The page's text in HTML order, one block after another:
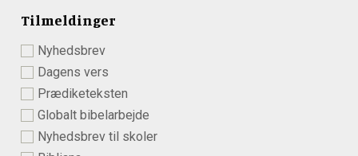
Tilmeldinger
Nyhedsbrev
Dagens vers
Prædiketeksten
Globalt bibelarbejde
Nyhedsbrev til skoler